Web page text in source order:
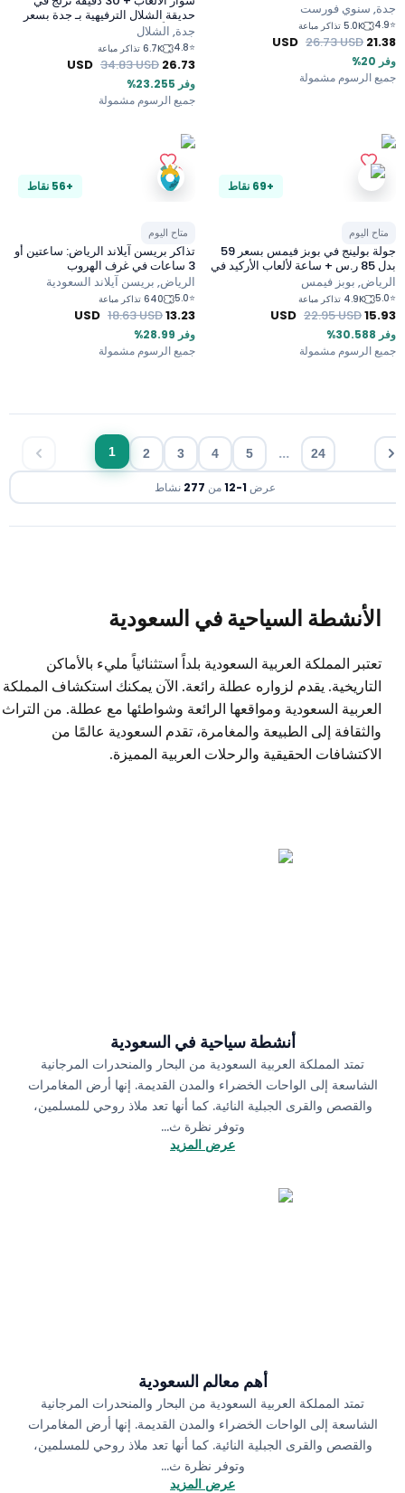
سنوي فورست
5.0K تذاكر مباعة
USD 26.73 USD
الرسوم مشمولة
حديقة الشلال الترفيهية بـ جدة بسعر
جدة, الشلال
6.7K تذاكر مباعة
26.73
USD 34.83 USD
جميع الرسوم مشمولة
اليوم
جولة بولينج في بوبز فيمس بسعر 59
بدل 85 ر.س + ساعة لألعاب الأركيد في
بوبز فيمس
4.9K تذاكر مباعة
USD 22.95 USD
الرسوم مشمولة
متاح اليوم
تذاكر بريسن آيلاند الرياض: ساعتين أو
3 ساعات في غرف الهروب
الرياض, بريسن آيلاند السعودية
640 تذاكر مباعة
13.23
USD 18.63 USD
جميع الرسوم مشمولة
5 ...
عرض1
-
12من277نشاط
السياحية في السعودية
المملكة العربية السعودية بلداً استثنائياً مليء بالأماكن
يقدم لزواره عطلة رائعة. الآن يمكنك استكشاف المملكة
السعودية ومواقعها الرائعة وشواطئها مع عطلة. من التراث
إلى الطبيعة والمغامرة، تقدم السعودية عالمًا من
الحقيقية والرحلات العربية المميزة.
أنشطة سياحية في السعودية
تمتد المملكة العربية السعودية من البحار والمنحدرات المرجانية
الشاسعة إلى الواحات الخضراء والمدن القديمة. إنها أرض المغامرات
والقصص والقرى الجبلية النائية. كما أنها تعد ملاذ روحي للمسلمين،
وتوفر نظرة ث...
عرض المزيد
أهم معالم السعودية
تمتد المملكة العربية السعودية من البحار والمنحدرات المرجانية
الشاسعة إلى الواحات الخضراء والمدن القديمة. إنها أرض المغامرات
والقصص والقرى الجبلية النائية. كما أنها تعد ملاذ روحي للمسلمين،
وتوفر نظرة ث...
عرض المزيد